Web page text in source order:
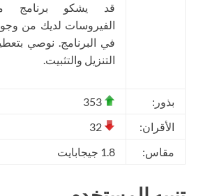
قد يشكو برنامج
الفيروسات لديك من
في البرنامج. نوصي
التنزيل والتثبيت.
بذور:
الأقران:
مقاس:
1.8 جيجابايت